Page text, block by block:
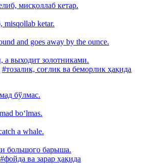
мисқоллаб кетар.
misqollab ketar.
and goes away by the ounce.
а выходит золотниками.
#тозалик, соғлик ва беморлик ҳақида
бўлмас.
bo‘lmas.
a whale.
большого барыша.
#фойда ва зарар ҳақида